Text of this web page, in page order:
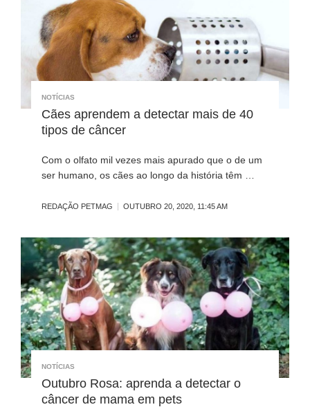
NOTÍCIAS
Cães aprendem a detectar mais de 40
tipos de câncer
Com o olfato mil vezes mais apurado que o de um
ser humano, os cães ao longo da história têm …
REDAÇÃO PETMAG OUTUBRO 20, 2020, 11:45 AM
NOTÍCIAS
Outubro Rosa: aprenda a detectar o
câncer de mama em pets